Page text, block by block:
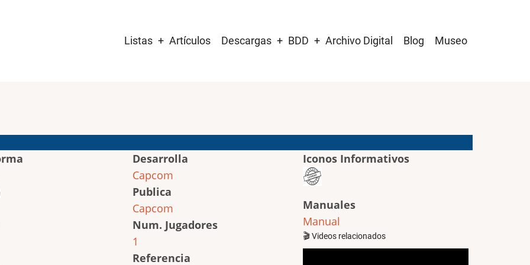
navigation
Listas Artículos Descargas BDD Archivo Digital Blog Museo
Desarrolla
Capcom
Publica
Capcom
Num. Jugadores
1
Referencia
Iconos Informativos
Manuales
Manual
🎬 Videos relacionados